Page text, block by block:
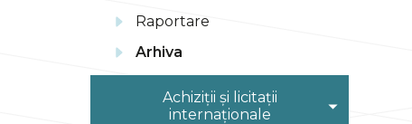
Raportare
Arhiva
Achiziții și licitații
internaționale